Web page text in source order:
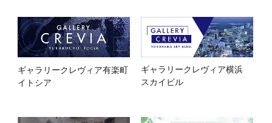
ギャラリークレヴィア有楽町
イトシア
ギャラリークレヴィア横浜
スカイビル